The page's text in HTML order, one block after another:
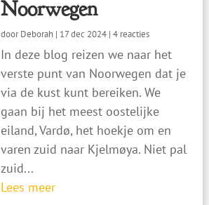
Noorwegen
doorDeborah | 17 dec 2024 | 4 reacties
In deze blog reizen we naar het
verste punt van Noorwegen dat je
via de kust kunt bereiken. We
gaan bij het meest oostelijke
eiland, Vardø, het hoekje om en
varen zuid naar Kjelmøya. Niet pal
zuid...
Lees meer